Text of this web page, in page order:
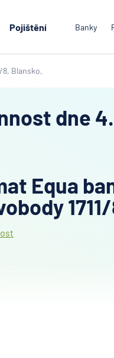
Pojištění Banky
8, Blansko,
dne
Equa